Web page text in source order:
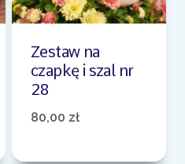
Zestaw na
czapkę i szal nr
28
80,00 zł